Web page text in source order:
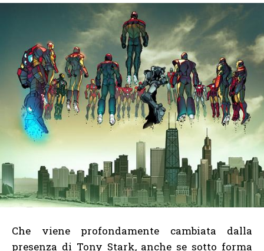
Che viene profondamente cambiata dalla
presenza di Tony Stark, anche se sotto forma